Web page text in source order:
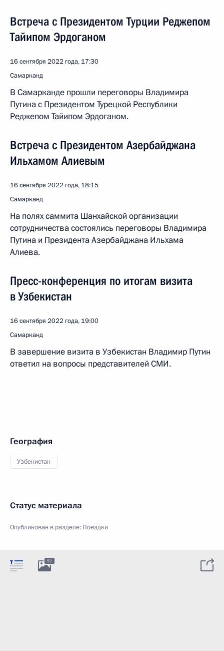
Встреча с Президентом Турции Реджепом
Тайипом Эрдоганом
16 сентября 2022 года, 17:30
Самарканд
В Самарканде прошли переговоры Владимира
Путина с Президентом Турецкой Республики
Реджепом Тайипом Эрдоганом.
Встреча с Президентом Азербайджана
Ильхамом Алиевым
16 сентября 2022 года, 18:15
Самарканд
На полях саммита Шанхайской организации
сотрудничества состоялись переговоры Владимира
Путина и Президента Азербайджана Ильхама
Алиева.
Пресс-конференция по итогам визита
в Узбекистан
16 сентября 2022 года, 19:00
Самарканд
В завершение визита в Узбекистан Владимир Путин
ответил на вопросы представителей СМИ.
География
Узбекистан
Статус материала
Опубликован в разделе: Поездки
52